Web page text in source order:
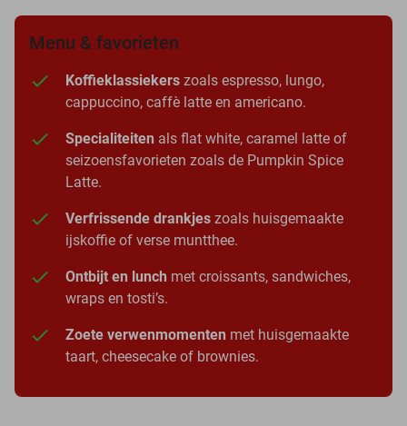
Menu & favorieten
Koffieklassiekers zoals espresso, lungo,
cappuccino, caffè latte en americano.
Specialiteiten als flat white, caramel latte of
seizoensfavorieten zoals de Pumpkin Spice
Latte.
Verfrissende drankjes zoals huisgemaakte
ijskoffie of verse muntthee.
Ontbijt en lunch met croissants, sandwiches,
wraps en tosti’s.
Zoete verwenmomenten met huisgemaakte
taart, cheesecake of brownies.